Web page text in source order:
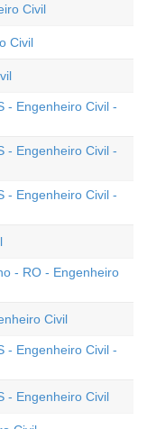
Civil
Civil
- Engenheiro Civil -
- Engenheiro Civil -
- Engenheiro Civil -
- RO - Engenheiro
Civil
- Engenheiro Civil -
- Engenheiro Civil